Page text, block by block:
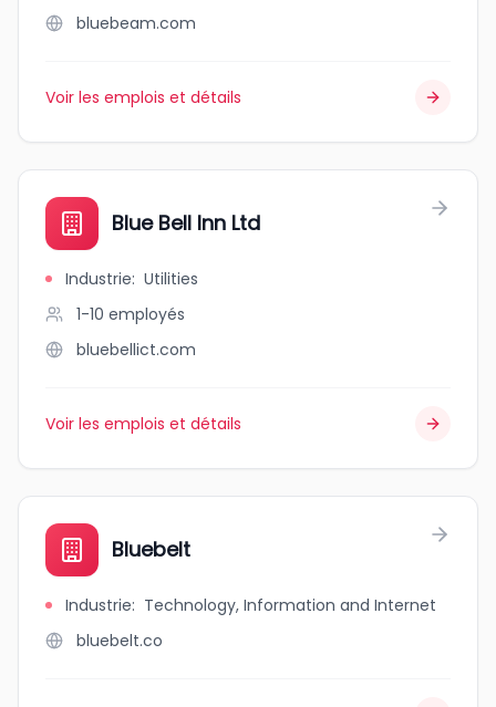
bluebeam.com
Voir les emplois et détails
Blue Bell Inn Ltd
Industrie: Utilities
1-10 employés
bluebellict.com
Voir les emplois et détails
Bluebelt
Industrie: Technology, Information and Internet
bluebelt.co